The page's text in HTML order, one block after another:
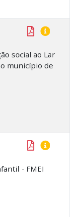
social ao Lar
município de
- FMEI